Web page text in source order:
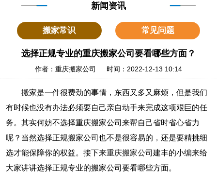
新闻资讯
搬家常识 常见问题
选择正规专业的重庆搬家公司要看哪些方面？
作者：重庆搬家公司 时间：2022-12-13 10:14
搬家是一件很费劲的事情，东西又多又麻烦，但是我们
有时候也没有办法必须要自己亲自动手来完成这项艰巨的任
务。其实何妨不选择重庆搬家公司来帮自己省时省心省力
呢？当然选择正规搬家公司也不是很容易的，还是要精挑细
选才能保障你的权益。接下来重庆搬家公司 建丰的小编来给
大家讲讲选择正规专业的搬家公司要看哪些方面。